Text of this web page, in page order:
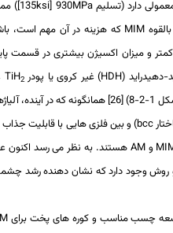
دارد (تسلیمMPa
930 [
ksi
135]) ممکن
MIMکه هزینه در آن مهم است، باشد.
و میزان اکسیژن بیشتری در قسمت پایانی
(
HDH) غیر کروی یا پودر TiH2
غیر
نیز استفاده شود (شکل 1-2-8) [26] همانگونه که در آینده، آلیاژهای
bcc) و بین فلزی هایی با قابلیت جذاب دما
وAM هستند. به نظر می رسد اکنون علم،
روش وجود دارد که نشان دهنده رشد چشمگیر
مناسب و کوره های پخت برایMIM